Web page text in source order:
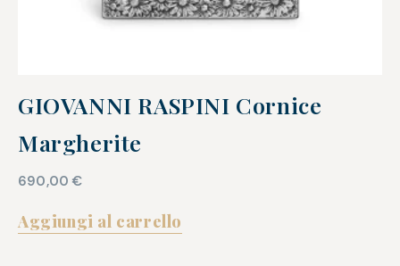
GIOVANNI RASPINI Cornice
Margherite
690,00€
Aggiungi al carrello